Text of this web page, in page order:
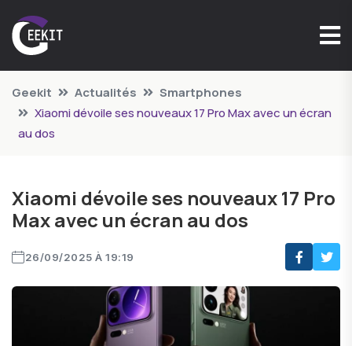
Geekit Actualités
Smartphones
Xiaomi dévoile ses nouveaux 17 Pro Max avec un écran
au dos
Xiaomi dévoile ses nouveaux 17 Pro
Max avec un écran au dos
26/09/2025 À 19:19